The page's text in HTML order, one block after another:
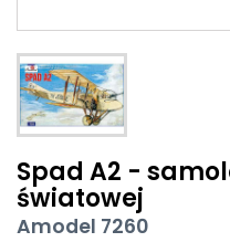
Spad A2 -
światowej
Amodel 7260